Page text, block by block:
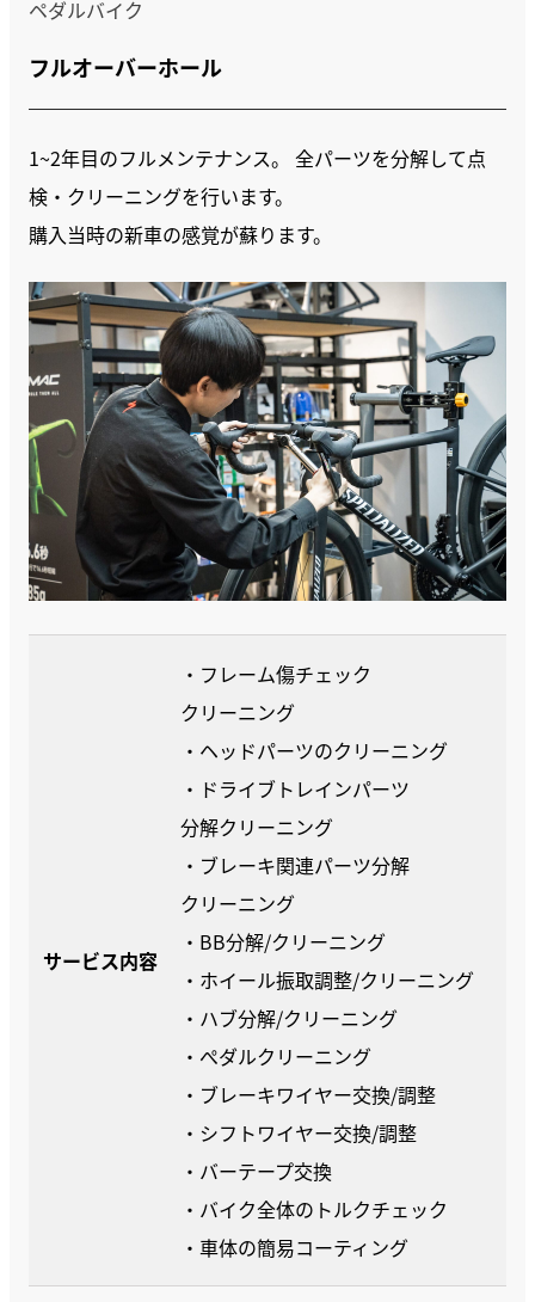
ペダルバイク
フルオーバーホール
1~2年目のフルメンテナンス。 全パーツを分解して点
検・クリーニングを行います。
購入当時の新車の感覚が蘇ります。
サービス内容
・フレーム傷チェック
クリーニング
・ヘッドパーツのクリーニング
・ドライブトレインパーツ
分解クリーニング
・ブレーキ関連パーツ分解
クリーニング
・BB分解/クリーニング
・ホイール振取調整/クリーニング
・ハブ分解/クリーニング
・ぺダルクリーニング
・ブレーキワイヤー交換/調整
・シフトワイヤー交換/調整
・バーテープ交換
・バイク全体のトルクチェック
・車体の簡易コーティング